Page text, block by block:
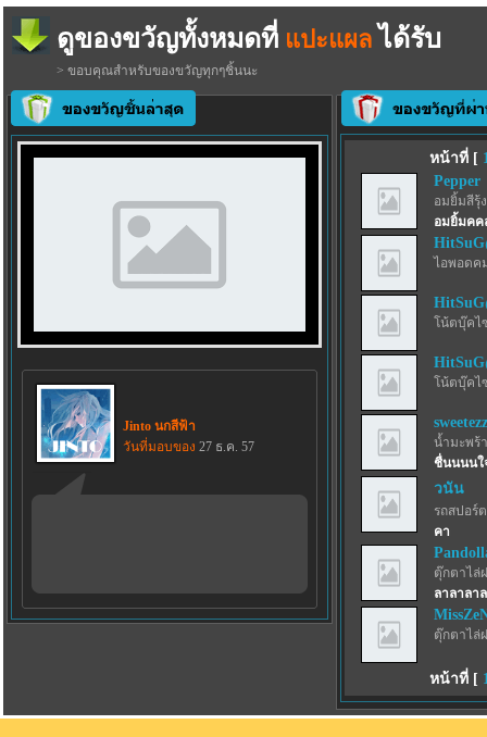
ดูของขวัญทั้งหมดที่ แปะแผล ได้รับ
> ขอบคุณสำหรับของขวัญทุกๆชิ้นนะ
Jinto นกสีฟ้า
วันที่มอบของ 27 ธ.ค. 57
หน้าที่ [
Pepper
อมยิ้มสีรุ้ง
อมยิ้มคค
ไอพอดค
โน้ตบุ๊คไ
โน้ตบุ๊คไ
น้ำมะพร้
ชื่นนนนใ
วนัน
รถสปอร์
คา
ตุ๊กตาไล่
ลาลาลา
ตุ๊กตาไล่
หน้าที่ [